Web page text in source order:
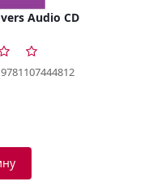
Audio CD